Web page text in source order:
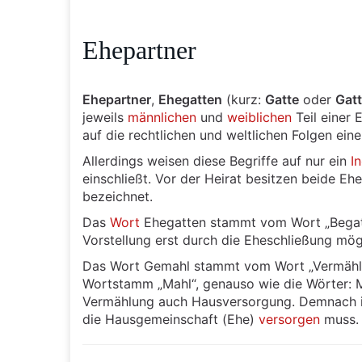
Ehepartner
Ehepartner, Ehegatten (kurz: Gatte oder
jeweils männlichen und weiblichen Teil einer
auf die rechtlichen und weltlichen Folgen
Allerdings weisen diese Begriffe auf nur ein
einschließt. Vor der Heirat besitzen beide
bezeichnet.
Das Wort Ehegatten stammt vom Wort
Vorstellung erst durch die Eheschließung
Das Wort Gemahl stammt vom Wort
Wortstamm „Mahl“, genauso wie die
Vermählung auch Hausversorgung.
die Hausgemeinschaft (Ehe) versorgen muss.